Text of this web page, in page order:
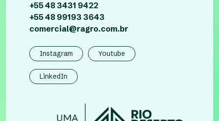
+55 48 3431 9422
+55 48 99193 3643
comercial@ragro.com.br
Instagram Youtube
LinkedIn